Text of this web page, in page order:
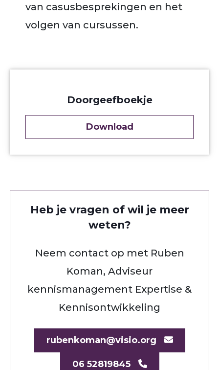
van casusbesprekingen en het
volgen van cursussen.
Doorgeefboekje
Download
Heb je vragen of wil je meer
weten?
Neem contact op met Ruben
Koman, Adviseur
kennismanagement Expertise &
Kennisontwikkeling
rubenkoman@visio.org
06 52819845